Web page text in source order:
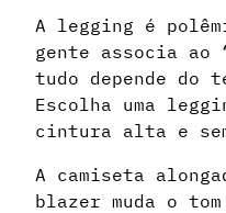
A legging é
gente associa ao
tudo depende do
Escolha uma
cintura alta e
A camiseta
blazer muda o